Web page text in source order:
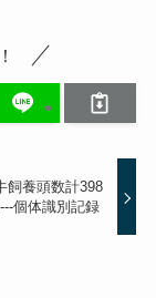
飼養頭数計398
個体識別記録